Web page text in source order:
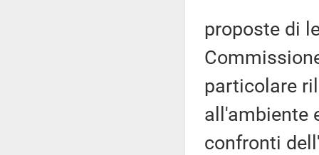
proposte di
particolare
all'ambiente
confronti